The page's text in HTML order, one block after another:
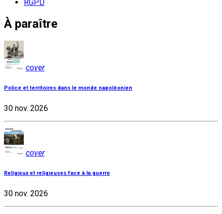
RGPD
À paraître
cover
Police et territoires dans le monde napoléonien
30 nov. 2026
cover
Religieux et religieuses face à la guerre
30 nov. 2026